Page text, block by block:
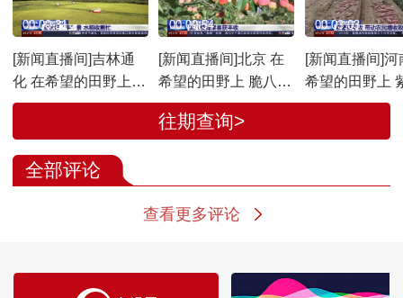
[新闻直播间]吉林通
化 在希望的田野上
金秋好“丰”景 水稻收
00:00:31
[新闻直播间]北京 在
希望的田野上 脆八棱
海棠喜获丰收
00:00:54
[新闻直播间]河
希望的田野上
丰收 带动农民
00:03:03
往期查询>
全部评论
查看更多评论